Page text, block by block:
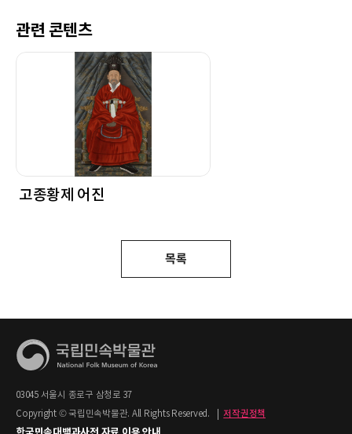
관련 콘텐츠
고종황제 어진
목록
03045 서울시 종로구 삼청로 37
Copyright © 국립민속박물관. All Rights Reserved.
저작권정책